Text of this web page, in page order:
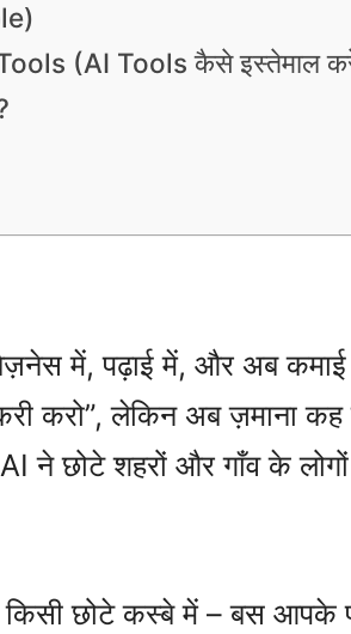
(AI Tools कैसे इस्तेमाल
में, पढ़ाई में, और अब
करो”, लेकिन अब ज़माना कह
छोटे शहरों और गाँव के
किसी छोटे कस्बे में – बस आपके